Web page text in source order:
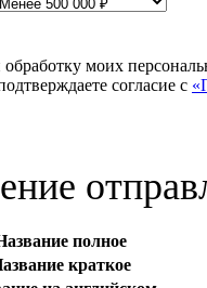
обработку моих
согласие с
полное
краткое